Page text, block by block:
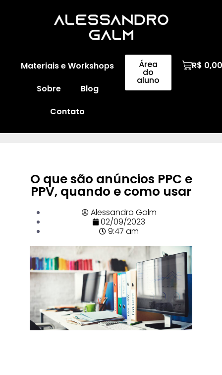
Materiais e Workshops
Sobre
Blog
Contato
Área
do
aluno
R$ 0,00
O que são anúncios PPC e
PPV, quando e como usar
Alessandro Galm
02/09/2023
9:47 am